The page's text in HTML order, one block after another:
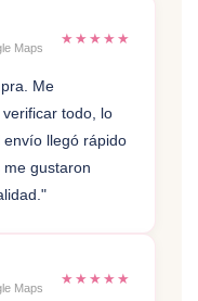
Maps ★★★★★
Me
todo, lo
envío llegó rápido
gustaron
Maps ★★★★★